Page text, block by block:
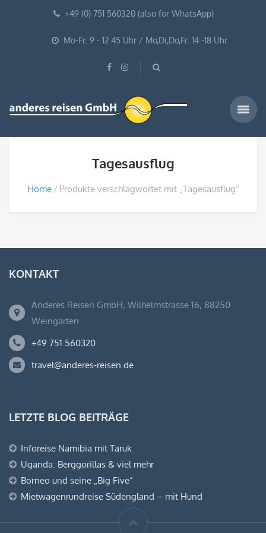
+49 (0) 751 560320 (also for WhatsApp)
Mo-Fr: 9 - 12:45 Uhr / Mo,Di,Do,Fr: 14 -18 Uhr
Tagesausflug
Home Produkte verschlagwortet mit „Tagesausflug“
KONTAKT
Anderes Reisen GmbH, Wilhelmstrasse 16, 88250
Weingarten
+49 751 560320
travel@anderes-reisen.de
LETZTE BLOG BEITRÄGE
Inforeise Namibia mit Taruk
Uganda: Berggorillas & viel mehr
Borneo und seine „Big Five“
Mietwagenrundreise Südengland – mit Hund